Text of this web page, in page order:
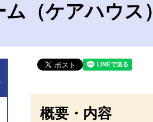
（ケアハウス）
概要・内容